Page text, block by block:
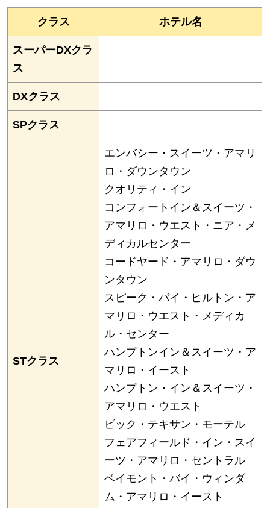
クラス ホテル名
スーパーDXクラ
ス
DXクラス
SPクラス
STクラス
エンバシー・スイーツ・アマリ
ロ・ダウンタウン
クオリティ・イン
コンフォートイン＆スイーツ・
アマリロ・ウエスト・ニア・メ
ディカルセンター
コードヤード・アマリロ・ダウ
ンタウン
スピーク・バイ・ヒルトン・ア
マリロ・ウエスト・メディカ
ル・センター
ハンプトンイン＆スイーツ・ア
マリロ・イースト
ハンプトン・イン＆スイーツ・
アマリロ・ウエスト
ビック・テキサン・モーテル
フェアフィールド・イン・スイ
ーツ・アマリロ・セントラル
ベイモント・バイ・ウィンダ
ム・アマリロ・イースト